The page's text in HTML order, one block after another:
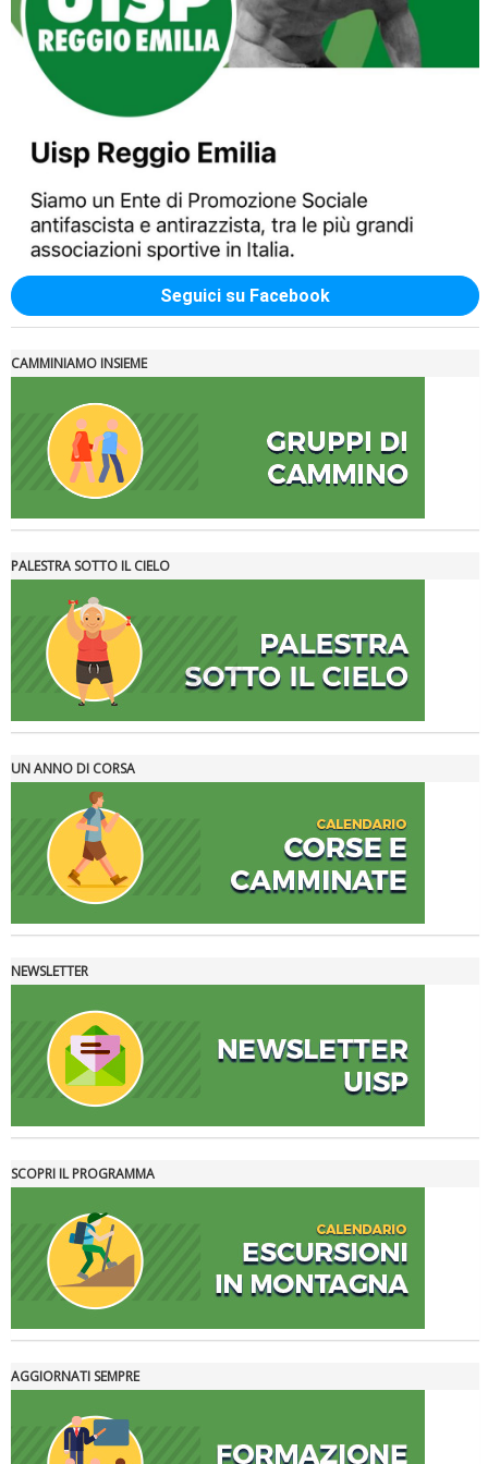
Luglio 2026: "Pensando con i piedi, si possono fare le
rivoluzioni"
Ddl Lobby, Uisp: “Il Parlamento valorizzi le nostre specificità"
La formazione Uisp rallenta ma prosegue anche in estate
Tiziano Pesce nel Cda di Fondazione Terzjus: prima riunione a
Seguici su Facebook
CAMMINIAMO INSIEME
PALESTRA SOTTO IL CIELO
UN ANNO DI CORSA
NEWSLETTER
SCOPRI IL PROGRAMMA
AGGIORNATI SEMPRE